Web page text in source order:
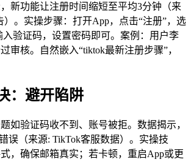
新功能让注册时间缩短至平均3分钟（来
）。实操步骤：打开App，点击“注册”，选
验证码，设置密码即可。案例：用户李
审核。自然嵌入“tiktok最新注册步骤”，
：避开陷阱
如验证码收不到、账号被拒。数据揭示，
误（来源: TikTok客服数据）。实操技
，确保邮箱真实；若卡顿，重启App或更